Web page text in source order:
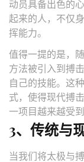
动员具备出色的
起来的人，不仅
挥能力。
值得一提的是，
方法被引入到搏
自己的技能。这
式，使得现代搏
一项目越来越受到
3、传统与
当我们将太极与